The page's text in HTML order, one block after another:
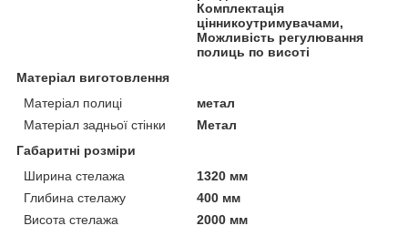
Комплектація
цінникоутримувачами,
Можливість регулювання
полиць по висоті
Матеріал виготовлення
Матеріал полиці
метал
Матеріал задньої стінки
Метал
Габаритні розміри
Ширина стелажа
1320 мм
Глибина стелажу
400 мм
Висота стелажа
2000 мм